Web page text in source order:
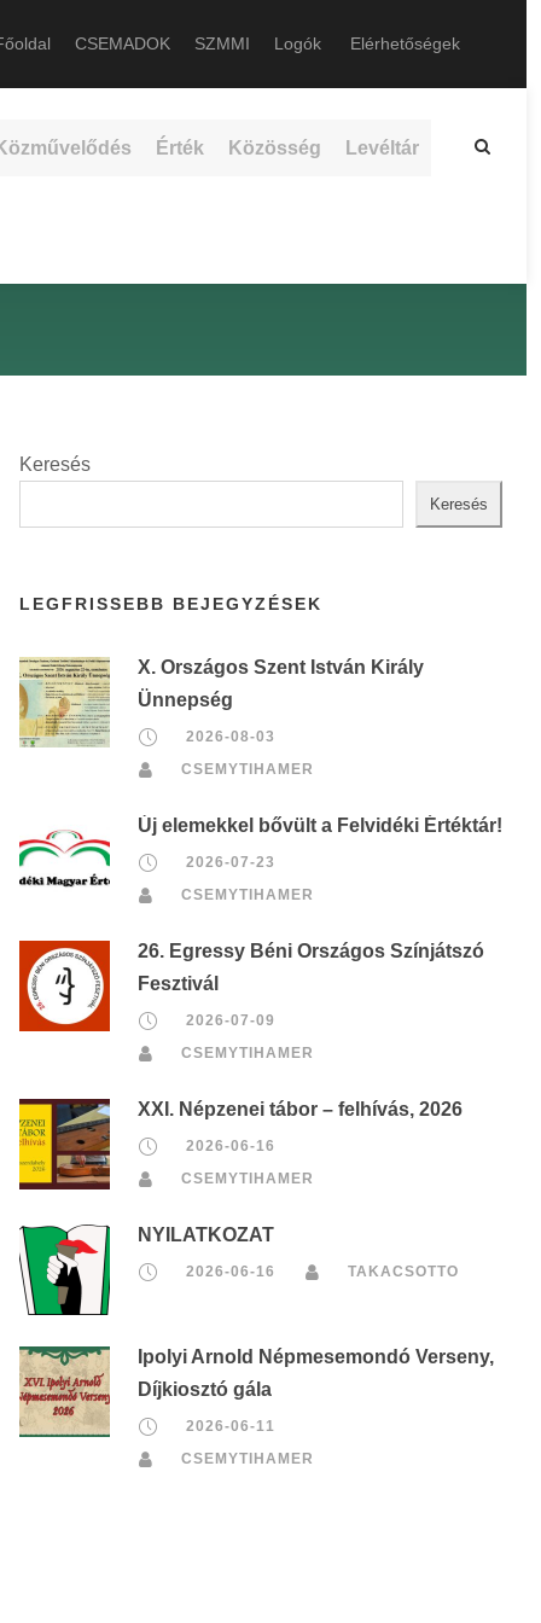
CSEMADOK SZMMI Logók Elérhetőségek
Érték Közösség Levéltár
Keresés
Keresés
LEGFRISSEBB BEJEGYZÉSEK
X. Országos Szent István Király
Ünnepség
2026-08-03
CSEMYTIHAMER
Új elemekkel bővült a Felvidéki Értéktár!
2026-07-23
CSEMYTIHAMER
26. Egressy Béni Országos Színjátszó
Fesztivál
2026-07-09
CSEMYTIHAMER
XXI. Népzenei tábor – felhívás, 2026
2026-06-16
CSEMYTIHAMER
NYILATKOZAT
2026-06-16 TAKACSOTTO
Ipolyi Arnold Népmesemondó Verseny,
Díjkiosztó gála
2026-06-11
CSEMYTIHAMER